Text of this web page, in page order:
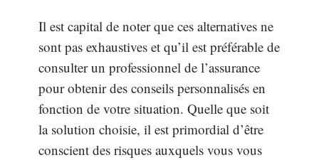
Il est capital de noter que ces alternatives ne
sont pas exhaustives et qu’il est préférable de
consulter un professionnel de l’assurance
pour obtenir des conseils personnalisés en
fonction de votre situation. Quelle que soit
la solution choisie, il est primordial d’être
conscient des risques auxquels vous vous